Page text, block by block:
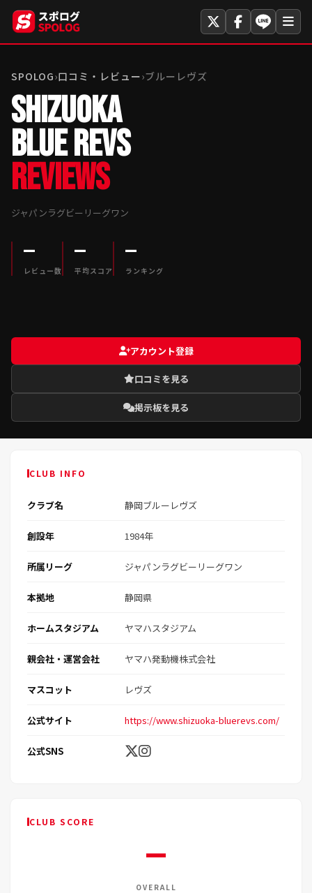
SPOLOG›口コミ・レビュー›ブルーレヴズ
SHIZUOKA
BLUE REVS
REVIEWS
ジャパンラグビーリーグワン
—
レビュー数
—
平均スコア
—
ランキング
アカウント登録
口コミを見る
掲示板を見る
CLUB INFO
クラブ名 静岡ブルーレヴズ
創設年 1984年
所属リーグ ジャパンラグビーリーグワン
本拠地 静岡県
ホームスタジアム ヤマハスタジアム
親会社・運営会社 ヤマハ発動機株式会社
マスコット レヴズ
公式サイト https://www.shizuoka-bluerevs.com/
公式SNS
CLUB SCORE
—
OVERALL